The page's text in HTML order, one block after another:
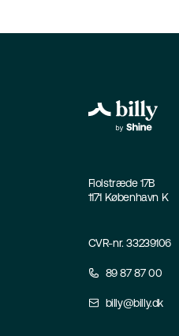
Fiolstræde 17B
1171 København K
CVR-nr. 33239106
89 87 87 00
billy@billy.dk